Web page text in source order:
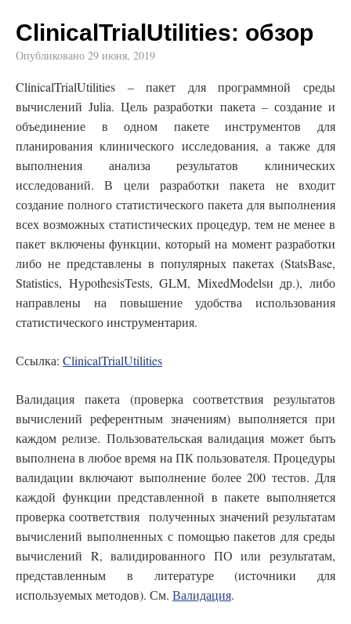
ClinicalTrialUtilities: обзор
Опубликовано 29 июня, 2019
ClinicalTrialUtilities – пакет для программной среды
вычислений Julia. Цель разработки пакета – создание и
объединение в одном пакете инструментов для
планирования клинического исследования, а также для
выполнения анализа результатов клинических
исследований. В цели разработки пакета не входит
создание полного статистического пакета для выполнения
всех возможных статистических процедур, тем не менее в
пакет включены функции, который на момент разработки
либо не представлены в популярных пакетах (StatsBase,
Statistics, HypothesisTests, GLM, MixedModelsи др.), либо
направлены на повышение удобства использования
статистического инструментария.
Ссылка: ClinicalTrialUtilities
Валидация пакета (проверка соответствия результатов
вычислений референтным значениям) выполняется при
каждом релизе. Пользовательская валидация может быть
выполнена в любое время на ПК пользователя. Процедуры
валидации включают выполнение более 200 тестов. Для
каждой функции представленной в пакете выполняется
проверка соответствия полученных значений результатам
вычислений выполненных с помощью пакетов для среды
вычислений R, валидированного ПО или результатам,
представленным в литературе (источники для
используемых методов). См. Валидация.